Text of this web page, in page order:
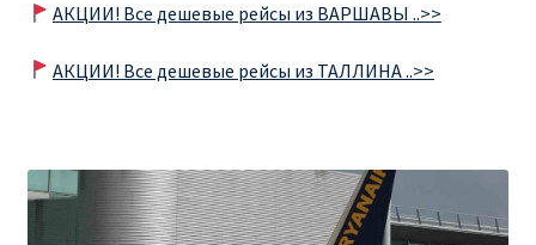
АКЦИИ! Все дешевые рейсы из ВАРШАВЫ ..>>
АКЦИИ! Все дешевые рейсы из ТАЛЛИНА ..>>